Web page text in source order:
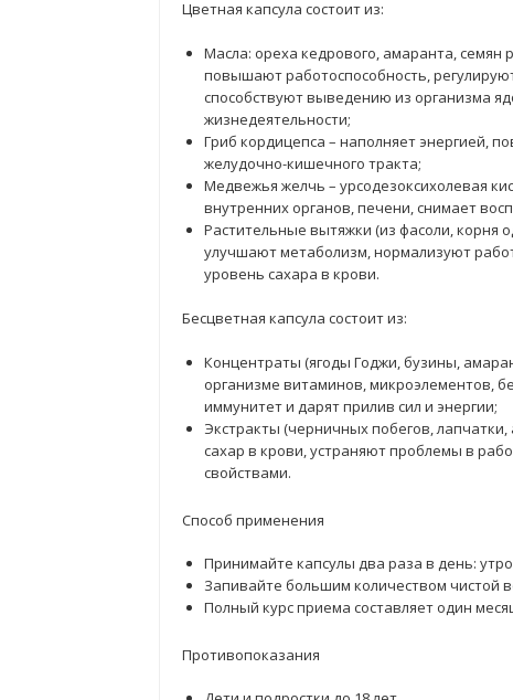
Цветная капсула состоит из:
Масла: ореха кедрового, амаранта,
повышают работоспособность,
способствуют выведению из организма
жизнедеятельности;
Гриб кордицепса – наполняет энергией,
желудочно-кишечного тракта;
Медвежья желчь – урсодезоксихолевая
внутренних органов, печени, снимает
Растительные вытяжки (из фасоли, корня
улучшают метаболизм, нормализуют
уровень сахара в крови.
Бесцветная капсула состоит из:
Концентраты (ягоды Годжи, бузины,
организме витаминов, микроэлементов,
иммунитет и дарят прилив сил и энергии;
Экстракты (черничных побегов,
сахар в крови, устраняют проблемы в
свойствами.
Способ применения
Принимайте капсулы два раза в день:
Запивайте большим количеством чистой
Полный курс приема составляет один
Противопоказания